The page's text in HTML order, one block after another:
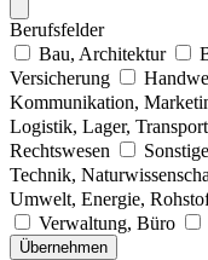
Berufsfelder
Bau, Architektur
Versicherung
Kommunikation,
Logistik, Lager, Transport
Rechtswesen
Technik,
Umwelt, Energie,
Verwaltung, Büro
Übernehmen